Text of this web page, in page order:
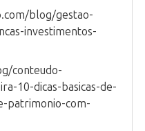
blog/gestao-
investimentos-
conteudo-
10-dicas-basicas-de-
patrimonio-com-